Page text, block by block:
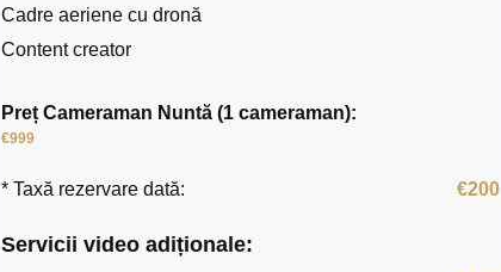
Cadre aeriene cu dronă
Content creator
Preț Cameraman Nuntă (1 cameraman):
€999
* Taxă rezervare dată: €200
Servicii video adiționale: